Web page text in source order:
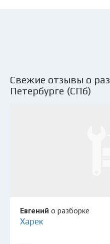
Свежие отзывы о
Петербурге (СПб)
Евгений о разборке
Харек